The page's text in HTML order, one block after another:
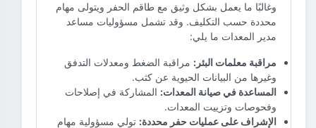
وغالبًا ما يعمل بشكل وثيق مع طاقم الحفر ويتولى مهام
محددة حسب التكليف. وقد تشمل مسؤوليات مساعد
مدير المعدات ما يلي:
مراقبة معلمات البئر: مراقبة الضغط ومعدلات التدفق
وغيرها من البيانات الحيوية عن كثب.
المساعدة في صيانة المعدات: المشاركة في إصلاحات
وفحوصات وتزييت المعدات.
الإشراف على عمليات حفر محددة: تولي مسؤولية مهام